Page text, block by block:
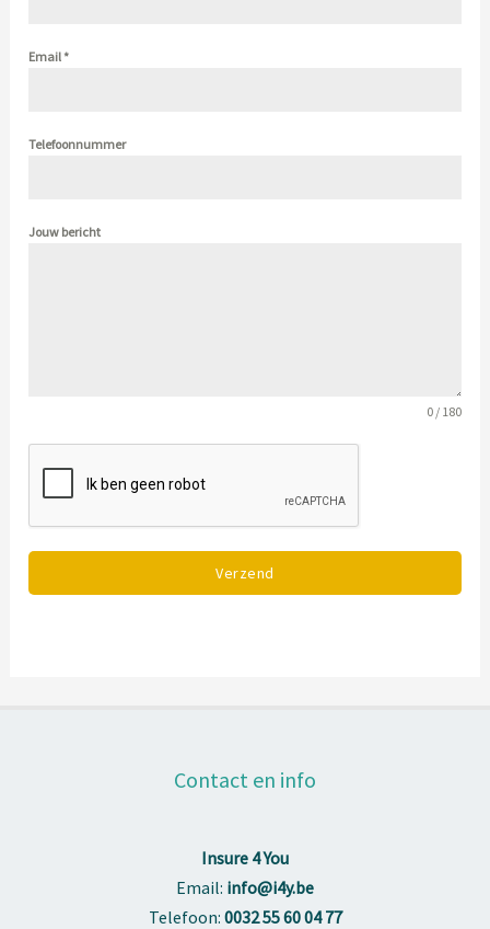
Email *
Telefoonnummer
Jouw bericht
0 / 180
Verzend
Contact en info
Insure 4 You
Email: info@i4y.be
Telefoon: 0032 55 60 04 77